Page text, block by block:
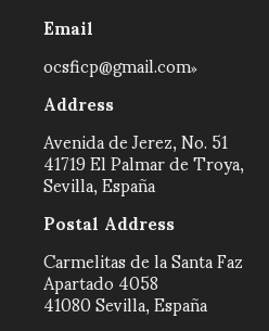
Email
ocsficp@gmail.com
Address
Avenida de Jerez, No. 51
41719 El Palmar de Troya,
Sevilla, España
Postal Address
Carmelitas de la Santa Faz
Apartado 4058
41080 Sevilla, España